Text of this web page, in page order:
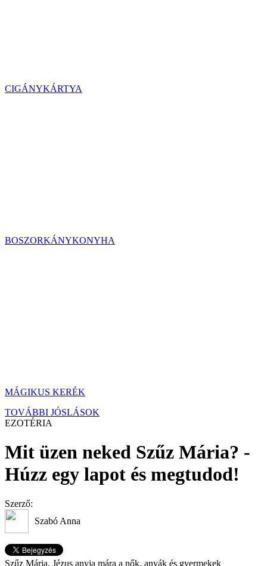
CIGÁNYKÁRTYA
BOSZORKÁNYKONYHA
MÁGIKUS KERÉK
TOVÁBBI JÓSLÁSOK
EZOTÉRIA
Mit üzen neked Szűz Mária? -
Húzz egy lapot és megtudod!
Szerző:
Szabó Anna
Szűz Mária, Jézus anyja mára a nők, anyák és gyermekek